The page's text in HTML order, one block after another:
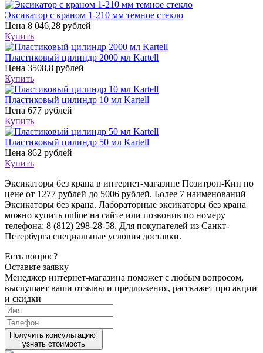
Эксикатор с краном 1-210 мм темное стекло
Цена 8 046,28 рублей
Купить
Пластиковый цилиндр 2000 мл Kartell
Цена 3508,8 рублей
Купить
Пластиковый цилиндр 10 мл Kartell
Цена 677 рублей
Купить
Пластиковый цилиндр 50 мл Kartell
Цена 862 рублей
Купить
Эксикаторы без крана в интернет-магазине Позитрон-Кип по
цене от 1277 рублей до 5006 рублей. Более 7 наименований
Эксикаторы без крана. Лабораторные эксикаторы без крана
можно купить online на сайте или позвонив по номеру
телефона: 8 (812) 298-28-58. Для покупателей из Санкт-
Петербурга специальные условия доставки.
Есть вопрос?
Оставьте заявку
Менеджер интернет-магазина поможет с любым вопросом,
выслушает ваши отзывы и предложения, расскажет про акции
и скидки
Получить консультацию
узнать стоимость